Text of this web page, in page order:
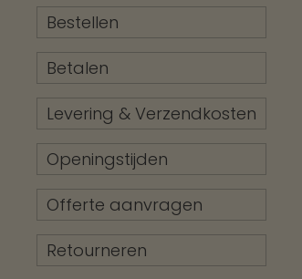
Bestellen
Betalen
Levering & Verzendkosten
Openingstijden
Offerte aanvragen
Retourneren